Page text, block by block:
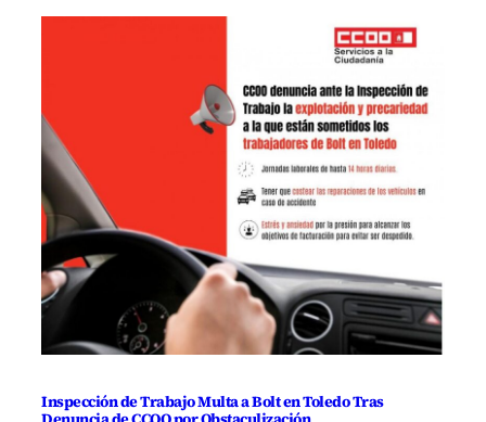
Inspección de Trabajo Multa a Bolt en Toledo Tras